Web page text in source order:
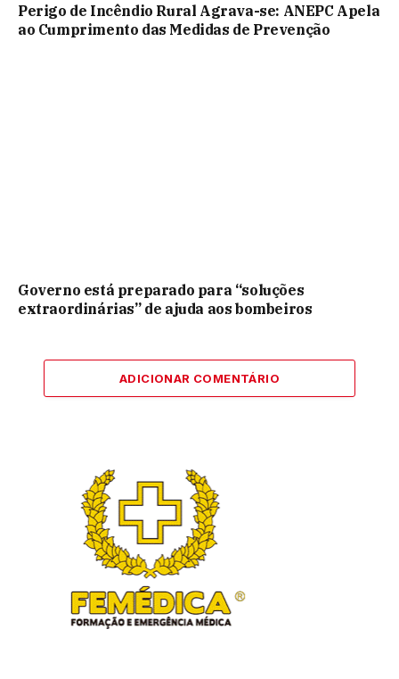
Perigo de Incêndio Rural Agrava-se: ANEPC Apela
ao Cumprimento das Medidas de Prevenção
Governo está preparado para “soluções
extraordinárias” de ajuda aos bombeiros
ADICIONAR COMENTÁRIO